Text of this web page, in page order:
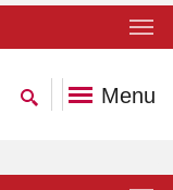
Menu